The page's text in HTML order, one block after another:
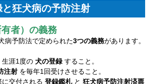
狂犬病の予防注射
者）の義務
病予防法で定められた3つの義務があります。
生涯1度の 犬の登録 すること。
注射 を毎年1回受けさせること。
交付される 登録鑑札と 狂犬病予防注射済票